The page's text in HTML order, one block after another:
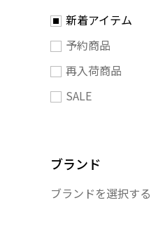
新着アイテム
予約商品
再入荷商品
SALE
ブランド
ブランドを選択する